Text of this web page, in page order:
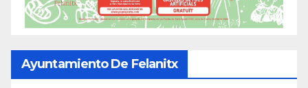
Ayuntamiento De Felanitx